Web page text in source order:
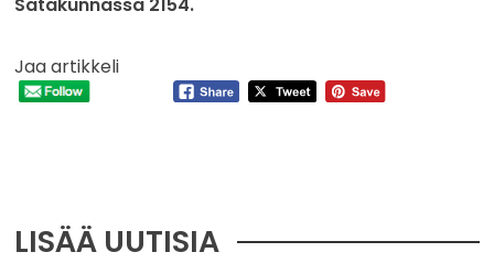
Jaa artikkeli
LISÄÄ UUTISIA